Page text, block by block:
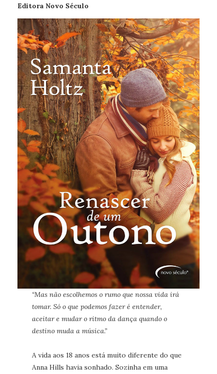
Editora Novo Século
“Mas não escolhemos o rumo que nossa vida irá
tomar. Só o que podemos fazer é entender,
aceitar e mudar o ritmo da dança quando o
destino muda a música.”
A vida aos 18 anos está muito diferente do que
Anna Hills havia sonhado. Sozinha em uma